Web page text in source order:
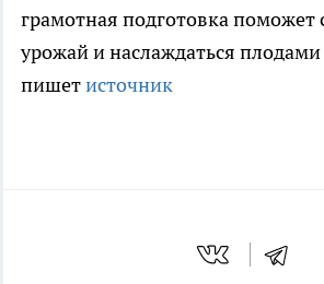
грамотная подготовка поможет
урожай и наслаждаться плодами
пишетисточник